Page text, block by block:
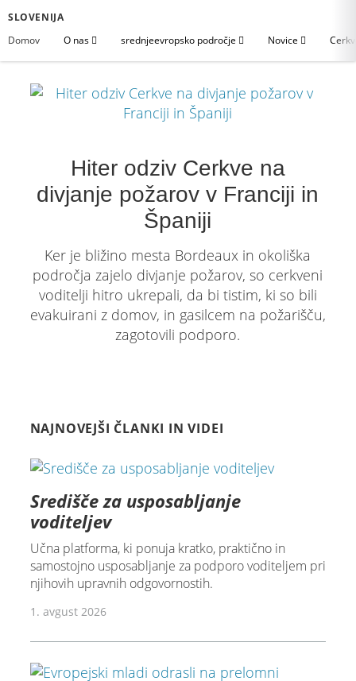
SLOVENIJA
Domov
O nas srednjeevropsko področje Novice
Hiter odziv Cerkve na
divjanje požarov v Franciji in
Španiji
Ker je bližino mesta Bordeaux in okoliška
področja zajelo divjanje požarov, so cerkveni
voditelji hitro ukrepali, da bi tistim, ki so bili
evakuirani z domov, in gasilcem na požarišču,
zagotovili podporo.
NAJNOVEJŠI ČLANKI IN VIDEI
Središče za usposabljanje
voditeljev
Učna platforma, ki ponuja kratko, praktično in
samostojno usposabljanje za podporo voditeljem pri
njihovih upravnih odgovornostih.
1. avgust 2026